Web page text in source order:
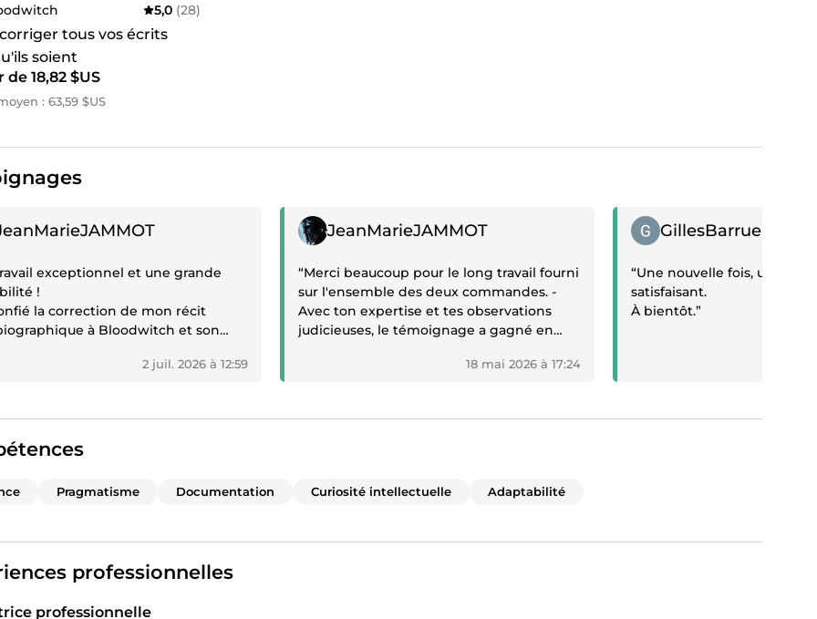
5,0 (28)
tous vos écrits
soient
18,82 $US
: 63,59 $US
positif
exceptionnel et une grande
!
la correction de mon récit
à Bloodwitch et son
Au-delà d'une correction
sur la justesse des émotions, le
du récit et l'équilibre des
m'ont été d'une aide
pour finaliser mon œuvre.
c'est une collaboratrice
Je la recommande les yeux
à tout auteur exigeant !”
2 juil. 2026 à 12:59
Témoignage positif
JeanMarieJAMMOT
“Merci beaucoup pour le long travail fourni
sur l'ensemble des deux commandes. -
Avec ton expertise et tes observations
judicieuses, le témoignage a gagné en
18 mai 2026 à 17:24
Témoignage positif
GillesBarrue
“Une nouvelle fois, un
satisfaisant.
À bientôt.”
Pragmatisme Documentation Curiosité intellectuelle Adaptabilité
professionnelles
professionnelle